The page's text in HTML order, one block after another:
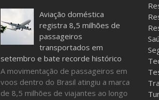
Aviação doméstica
registra 8,5 milhões de
passageiros
transportados em
setembro e bate recorde histórico
A movimentação de passageiros em
voos dentro do Brasil atingiu a marca
de 8,5 milhões de viajantes ao longo